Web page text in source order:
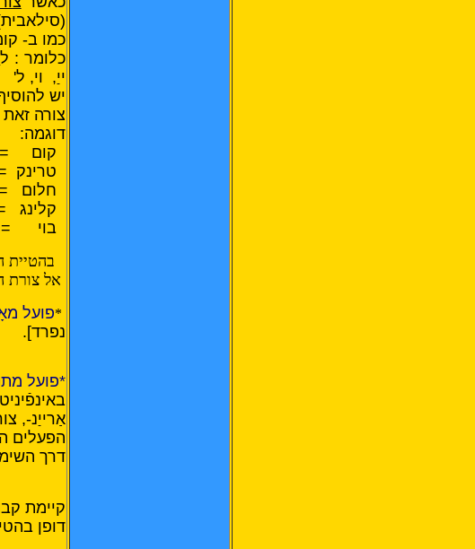
כמו ב-
כלומר : ל
ייַ, וי, ל'
יש
צורה
דוגמה:
קום =
טרינק
חלום
קלינג
בוי
בהטיית
אל צורת
*פועל
נפרד].
*פועל
אַרייַנ-,
הפעלים
דרך
קיימת
דופן